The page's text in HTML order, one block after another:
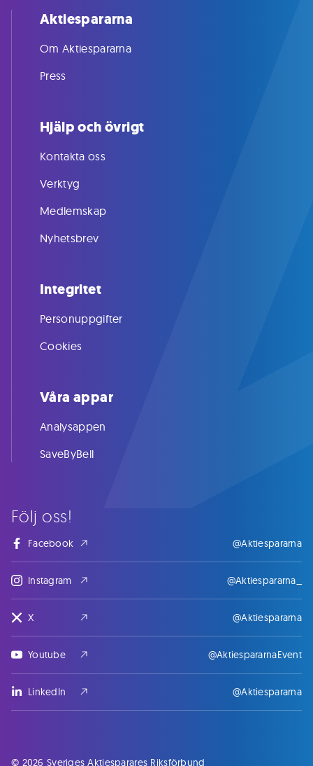
Följ oss!
Facebook @Aktiespararna
Instagram @Aktiespararna_
X @Aktiespararna
Youtube @AktiespararnaEvent
LinkedIn @Aktiespararna
Aktiespararna
Om Aktiespararna
Press
Hjälp och övrigt
Kontakta oss
Verktyg
Medlemskap
Nyhetsbrev
Integritet
Personuppgifter
Cookies
Våra appar
Analysappen
SaveByBell
© 2026 Sveriges Aktiesparares Riksförbund